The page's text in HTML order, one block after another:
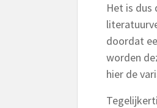
Het is dus
doordat
worden
hier de